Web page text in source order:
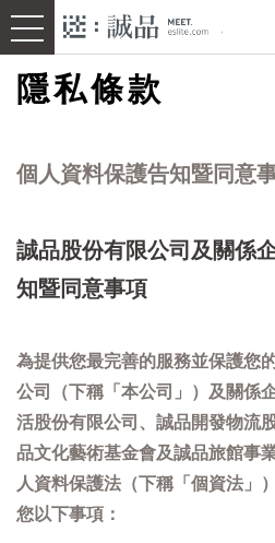
隱私條款
個人資料保護告知暨同意
誠品股份有限公司及關係
知暨同意事項
為提供您最完善的服務並保護您
公司（下稱「本公司」）及關係
活股份有限公司、誠品開發物流
品文化藝術基金會及誠品旅館事
人資料保護法（下稱「個資法」
您以下事項：